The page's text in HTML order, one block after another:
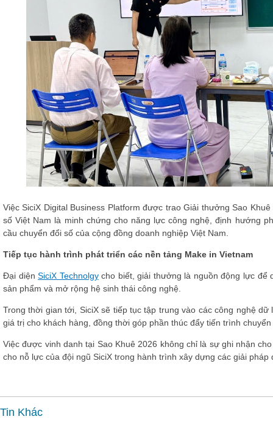
Việc SiciX Digital Business Platform được trao Giải thưởng Sao
số Việt Nam là minh chứng cho năng lực công nghệ, định hướng
cầu chuyển đổi số của cộng đồng doanh nghiệp Việt Nam.
Tiếp tục hành trình phát triển các nền tảng Make in Vietnam
Đại diệnSiciX Technolgycho biết, giải thưởng là nguồn động lực để
sản phẩm và mở rộng hệ sinh thái công nghệ.
Trong thời gian tới, SiciX sẽ tiếp tục tập trung vào các công nghệ
giá trị cho khách hàng, đồng thời góp phần thúc đẩy tiến trình
Việc được vinh danh tại Sao Khuê 2026 không chỉ là sự ghi nhận
cho nỗ lực của đội ngũ SiciX trong hành trình xây dựng các giải
Tin Khác